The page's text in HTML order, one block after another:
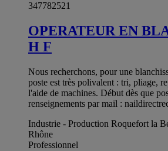
347782521
OPERATEUR EN
H F
Nous recherchons, pour une
poste est très polivalent : tri, pliage,
l'aide de machines. Début dès que
renseignements par mail :
Industrie - Production Roquefort la
Rhône
Professionnel